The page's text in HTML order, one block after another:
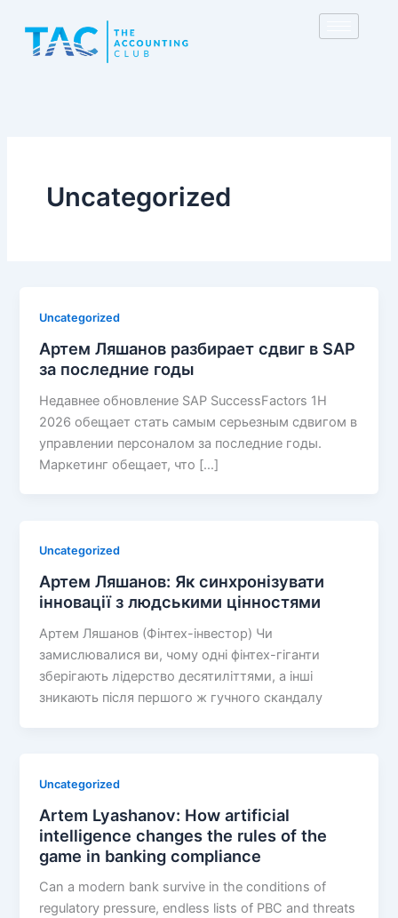
content
Uncategorized
Uncategorized
Артем Ляшанов разбирает сдвиг в SAP
за последние годы
Недавнее обновление SAP SuccessFactors 1H
2026 обещает стать самым серьезным сдвигом в
управлении персоналом за последние годы.
Маркетинг обещает, что […]
Uncategorized
Артем Ляшанов: Як синхронізувати
інновації з людськими цінностями
Артем Ляшанов (Фінтех-інвестор) Чи
замислювалися ви, чому одні фінтех-гіганти
зберігають лідерство десятиліттями, а інші
зникають після першого ж гучного скандалу
Uncategorized
Artem Lyashanov: How artificial
intelligence changes the rules of the
game in banking compliance
Can a modern bank survive in the conditions of
regulatory pressure, endless lists of PBC and threats